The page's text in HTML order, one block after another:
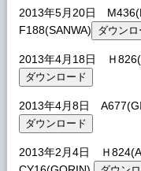
2013年5月20日
F188(SANWA)
2013年4月18日 Ｈ
2013年4月8日
2013年2月4日 Ｈ